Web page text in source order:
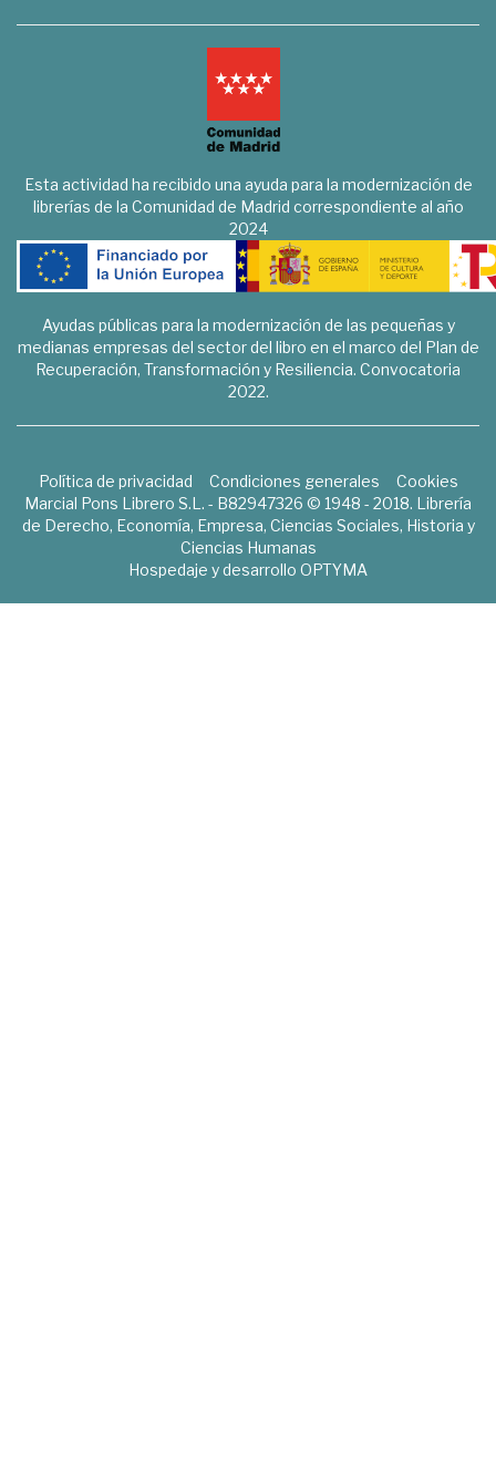
Esta actividad ha recibido una ayuda para la modernización de
librerías de la Comunidad de Madrid correspondiente al año
2024
Ayudas públicas para la modernización de las pequeñas y
medianas empresas del sector del libro en el marco del Plan de
Recuperación, Transformación y Resiliencia. Convocatoria
2022.
Política de privacidad Condiciones generales
Cookies
Marcial Pons Librero S.L. - B82947326 © 1948 - 2018. Librería
de Derecho, Economía, Empresa, Ciencias Sociales, Historia y
Ciencias Humanas
Hospedaje y desarrollo OPTYMA